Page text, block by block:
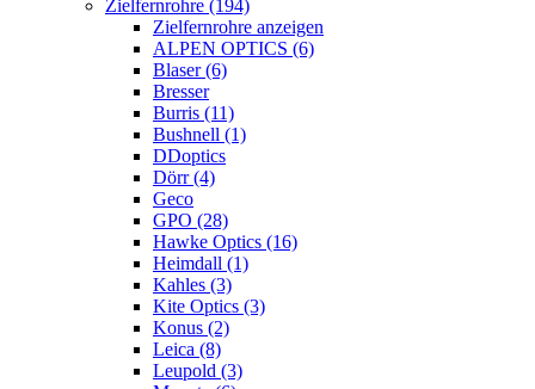
Zielfernrohre (194)
Zielfernrohre anzeigen
ALPEN OPTICS (6)
Blaser (6)
Bresser
Burris (11)
Bushnell (1)
DDoptics
Dörr (4)
Geco
GPO (28)
Hawke Optics (16)
Heimdall (1)
Kahles (3)
Kite Optics (3)
Konus (2)
Leica (8)
Leupold (3)